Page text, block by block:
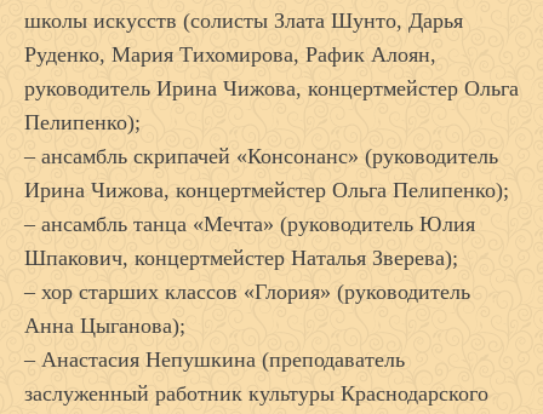
школы искусств (солисты Злата Шунто, Дарья
Руденко, Мария Тихомирова, Рафик Алоян,
руководитель Ирина Чижова, концертмейстер Ольга
Пелипенко);
– ансамбль скрипачей «Консонанс» (руководитель
Ирина Чижова, концертмейстер Ольга Пелипенко);
– ансамбль танца «Мечта» (руководитель Юлия
Шпакович, концертмейстер Наталья Зверева);
– хор старших классов «Глория» (руководитель
Анна Цыганова);
– Анастасия Непушкина (преподаватель
заслуженный работник культуры Краснодарского